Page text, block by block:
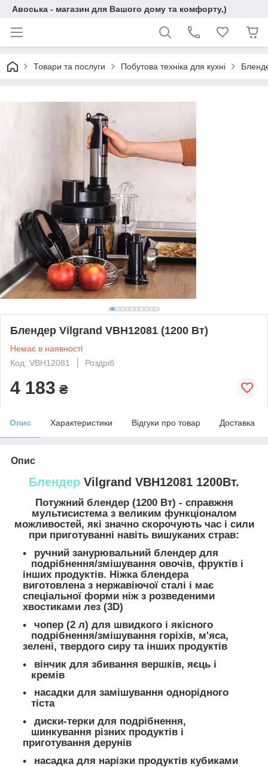
Авоська - магазин для Вашого дому та комфорту,)
Товари та послуги Побутова техніка для кухні
Блендер Vilgrand VBH12081 (1200 Вт)
Немає в наявності
Код: VBH12081
Роздріб
4 183 ₴
Опис Характеристики Відгуки про товар Доставка
Опис
Блендер Vilgrand VBH12081 1200Вт.
Потужний блендер (1200 Вт) - справжня
мультисистема з великим функціоналом
можливостей, які значно скорочують час і сили
при приготуванні навіть вишуканих страв:
ручний занурювальний блендер для
подрібнення/змішування овочів, фруктів і
інших продуктів. Ніжка блендера
виготовлена ​​з нержавіючої сталі і має
спеціальної форми ніж з розведеними
хвостиками лез (3D)
чопер (2 л) для швидкого і якісного
подрібнення/змішування горіхів, м'яса,
зелені, твердого сиру та інших продуктів
вінчик для збивання вершків, яєць і
кремів
насадки для замішування однорідного
тіста
диски-терки для подрібнення,
шинкування різних продуктів і
приготування дерунів
насадка для нарізки продуктів кубиками